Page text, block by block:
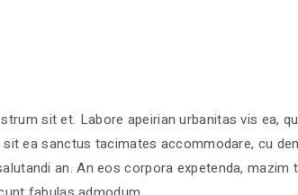
sit et. Labore apeirian urbanitas vis ea,
ea sanctus tacimates accommodare, cu
an. An eos corpora expetenda,